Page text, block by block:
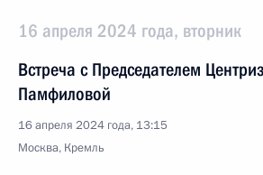
16 апреля 2024 года, вторник
Встреча с Председателем
Памфиловой
16 апреля 2024 года, 13:15
Москва, Кремль